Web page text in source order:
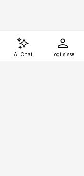
AI Chat Logi sisse